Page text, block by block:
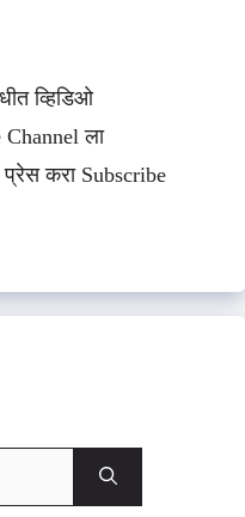
व्हिडिओ
Channel ला
करा Subscribe